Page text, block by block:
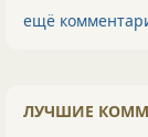
ещё
ЛУЧШИЕ